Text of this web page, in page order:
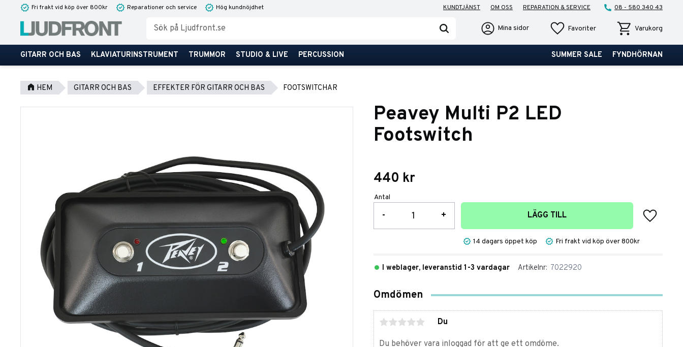
Fri frakt vid köp över 800kr Reparationer och service Hög kundnöjdhet KUNDTJÄNST OM OSS REPARATION & SERVICE 08 - 580 340 43
Mina sidor FavoriterFavoriter KundvagnVarukorg
GITARR OCH BAS KLAVIATURINSTRUMENT TRUMMOR STUDIO & LIVE PERCUSSION SUMMER SALE FYNDHÖRNAN
HEM GITARR OCH BAS EFFEKTER FÖR GITARR OCH BAS FOOTSWITCHAR
Peavey Multi P2 LED
Footswitch
440 kr
Antal
+
- LÄGG TILL
Lägg till
14 dagars öppet köp Fri frakt vid köp över 800kr
I weblager, leveranstid 1-3 vardagar Artikelnr 7022920
Omdömen
Du